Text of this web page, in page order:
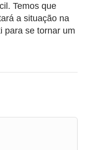
Temos que
a situação na
para se tornar um